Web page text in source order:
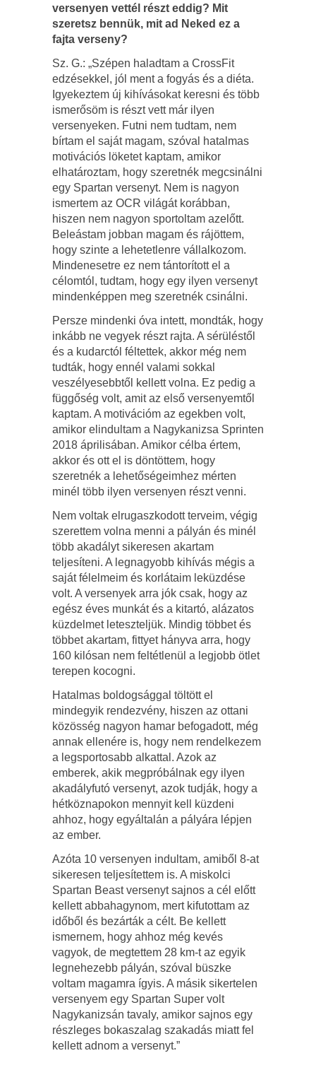
versenyen vettél részt eddig? Mit
szeretsz bennük, mit ad Neked ez a
fajta verseny?
Sz. G.: „Szépen haladtam a CrossFit
edzésekkel, jól ment a fogyás és a diéta.
Igyekeztem új kihívásokat keresni és több
ismerősöm is részt vett már ilyen
versenyeken. Futni nem tudtam, nem
bírtam el saját magam, szóval hatalmas
motivációs löketet kaptam, amikor
elhatároztam, hogy szeretnék megcsinálni
egy Spartan versenyt. Nem is nagyon
ismertem az OCR világát korábban,
hiszen nem nagyon sportoltam azelőtt.
Beleástam jobban magam és rájöttem,
hogy szinte a lehetetlenre vállalkozom.
Mindenesetre ez nem tántorított el a
célomtól, tudtam, hogy egy ilyen versenyt
mindenképpen meg szeretnék csinálni.
Persze mindenki óva intett, mondták, hogy
inkább ne vegyek részt rajta. A sérüléstől
és a kudarctól féltettek, akkor még nem
tudták, hogy ennél valami sokkal
veszélyesebbtől kellett volna. Ez pedig a
függőség volt, amit az első versenyemtől
kaptam. A motivációm az egekben volt,
amikor elindultam a Nagykanizsa Sprinten
2018 áprilisában. Amikor célba értem,
akkor és ott el is döntöttem, hogy
szeretnék a lehetőségeimhez mérten
minél több ilyen versenyen részt venni.
Nem voltak elrugaszkodott terveim, végig
szerettem volna menni a pályán és minél
több akadályt sikeresen akartam
teljesíteni. A legnagyobb kihívás mégis a
saját félelmeim és korlátaim leküzdése
volt. A versenyek arra jók csak, hogy az
egész éves munkát és a kitartó, alázatos
küzdelmet leteszteljük. Mindig többet és
többet akartam, fittyet hányva arra, hogy
160 kilósan nem feltétlenül a legjobb ötlet
terepen kocogni.
Hatalmas boldogsággal töltött el
mindegyik rendezvény, hiszen az ottani
közösség nagyon hamar befogadott, még
annak ellenére is, hogy nem rendelkezem
a legsportosabb alkattal. Azok az
emberek, akik megpróbálnak egy ilyen
akadályfutó versenyt, azok tudják, hogy a
hétköznapokon mennyit kell küzdeni
ahhoz, hogy egyáltalán a pályára lépjen
az ember.
Azóta 10 versenyen indultam, amiből 8-at
sikeresen teljesítettem is. A miskolci
Spartan Beast versenyt sajnos a cél előtt
kellett abbahagynom, mert kifutottam az
időből és bezárták a célt. Be kellett
ismernem, hogy ahhoz még kevés
vagyok, de megtettem 28 km-t az egyik
legnehezebb pályán, szóval büszke
voltam magamra ígyis. A másik sikertelen
versenyem egy Spartan Super volt
Nagykanizsán tavaly, amikor sajnos egy
részleges bokaszalag szakadás miatt fel
kellett adnom a versenyt.”